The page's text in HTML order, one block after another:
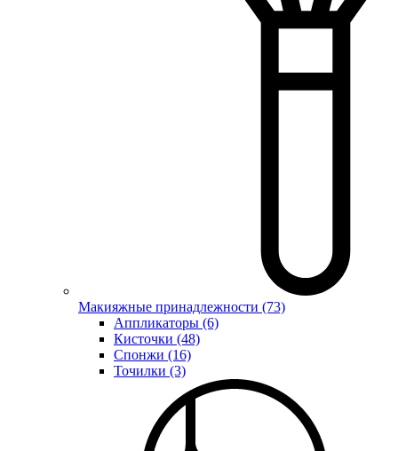
Макияжные принадлежности (73)
Аппликаторы (6)
Кисточки (48)
Спонжи (16)
Точилки (3)